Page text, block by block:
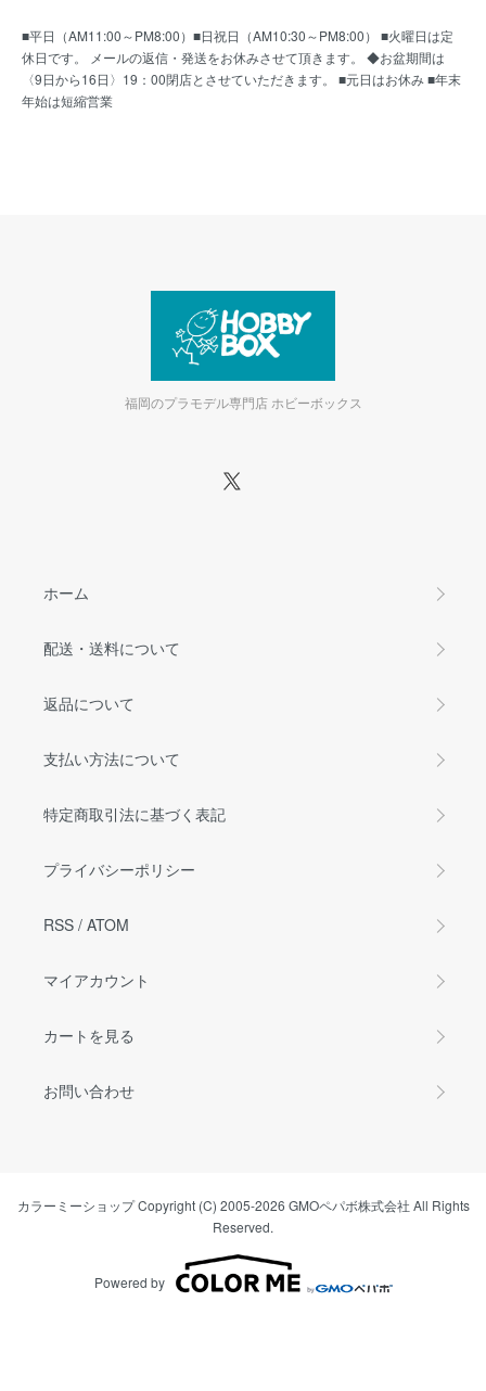
■平日（AM11:00～PM8:00）■日祝日（AM10:30～PM8:00） ■火曜日は定
休日です。 メールの返信・発送をお休みさせて頂きます。 ◆お盆期間は
〈9日から16日〉19：00閉店とさせていただきます。 ■元日はお休み ■年末
年始は短縮営業
福岡のプラモデル専門店 ホビーボックス
ホーム
配送・送料について
返品について
支払い方法について
特定商取引法に基づく表記
プライバシーポリシー
RSS / ATOM
マイアカウント
カートを見る
お問い合わせ
カラーミーショップCopyright (C) 2005-2026 GMOペパボ株式会社 All Rights
Reserved.
Powered by